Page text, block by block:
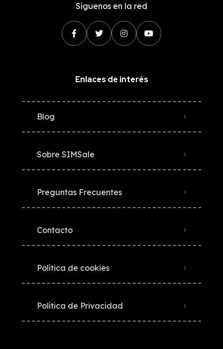
Síguenos en la red
Enlaces de interés
Blog
Sobre SIMSale
Preguntas Frecuentes
Contacto
Política de cookies
Política de Privacidad